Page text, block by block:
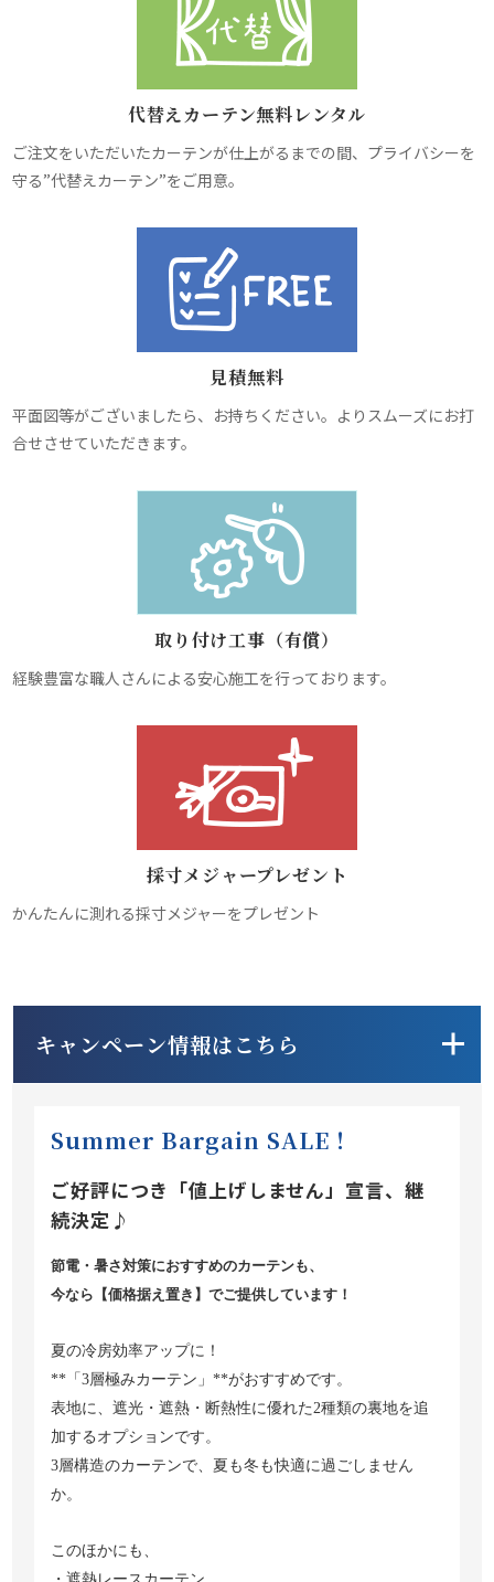
代替えカーテン無料レンタル
ご注文をいただいたカーテンが仕上がるまでの間、プライバシーを
守る”代替えカーテン”をご用意。
見積無料
平面図等がございましたら、お持ちください。よりスムーズにお打
合せさせていただきます。
取り付け工事（有償）
経験豊富な職人さんによる安心施工を行っております。
採寸メジャープレゼント
かんたんに測れる採寸メジャーをプレゼント
キャンペーン情報はこちら
Summer Bargain SALE！
ご好評につき「値上げしません」宣言、継
続決定♪
節電・暑さ対策におすすめのカーテンも、
今なら【価格据え置き】でご提供しています！
夏の冷房効率アップに！
** 「3層極みカーテン」**がおすすめです。
表地に、遮光・遮熱・断熱性に優れた2種類の裏地を追
加するオプションです。
3層構造のカーテンで、夏も冬も快適に過ごしません
か。
このほかにも、